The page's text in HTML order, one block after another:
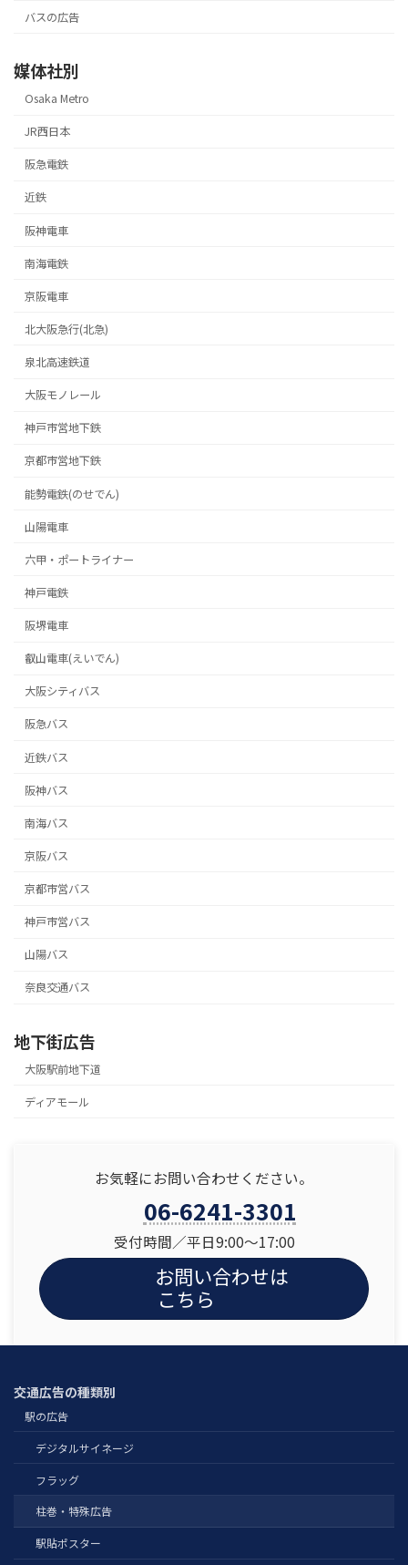
バスの広告
媒体社別
Osaka Metro
JR西日本
阪急電鉄
近鉄
阪神電車
南海電鉄
京阪電車
北大阪急行(北急)
泉北高速鉄道
大阪モノレール
神戸市営地下鉄
京都市営地下鉄
能勢電鉄(のせでん)
山陽電車
六甲・ポートライナー
神戸電鉄
阪堺電車
叡山電車(えいでん)
大阪シティバス
阪急バス
近鉄バス
阪神バス
南海バス
京阪バス
京都市営バス
神戸市営バス
山陽バス
奈良交通バス
地下街広告
大阪駅前地下道
ディアモール
お気軽にお問い合わせください。
06-6241-3301
受付時間／平日9:00〜17:00
お問い合わせは
こちら
交通広告の種類別
駅の広告
デジタルサイネージ
フラッグ
柱巻・特殊広告
駅貼ポスター